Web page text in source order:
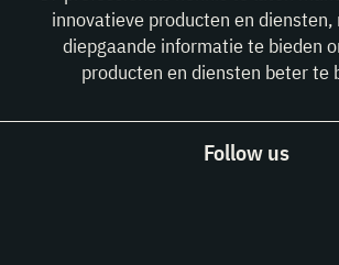
innovatieve producten en diensten,
diepgaande informatie te bieden
producten en diensten beter te
Follow us